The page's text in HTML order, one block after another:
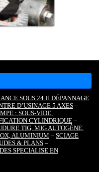
SOUS 24 H DÉPANNAGE
D’USINAGE 5 AXES –
: SOUS-VIDE,
CYLINDRIQUE –
TIG, MIG AUTOGÈNE,
ALUMINIUM – SCIAGE
& PLANS –
SPECIALISE EN